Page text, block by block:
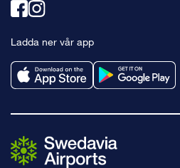
Länk
facebook
Länk
instagram
Ladda ner vår app